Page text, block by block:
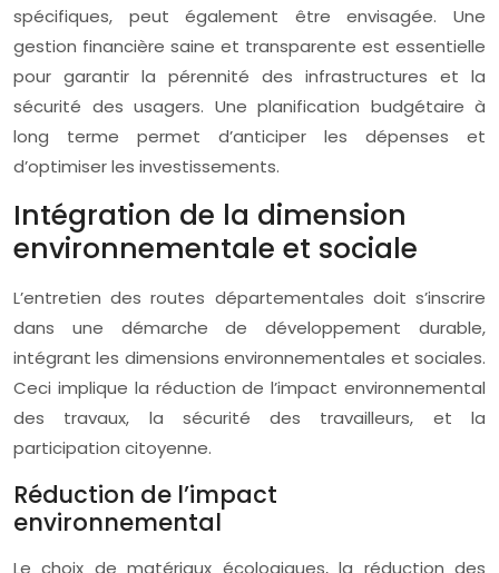
spécifiques, peut également être envisagée. Une
gestion financière saine et transparente est essentielle
pour garantir la pérennité des infrastructures et la
sécurité des usagers. Une planification budgétaire à
long terme permet d’anticiper les dépenses et
d’optimiser les investissements.
Intégration de la dimension
environnementale et sociale
L’entretien des routes départementales doit s’inscrire
dans une démarche de développement durable,
intégrant les dimensions environnementales et sociales.
Ceci implique la réduction de l’impact environnemental
des travaux, la sécurité des travailleurs, et la
participation citoyenne.
Réduction de l’impact
environnemental
Le choix de matériaux écologiques, la réduction des